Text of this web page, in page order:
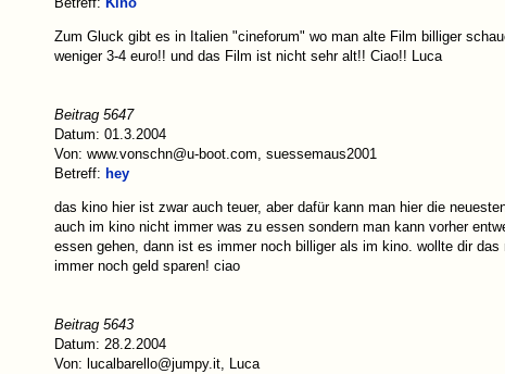
Zum Gluck gibt es in Italien "cineforum" wo man alte Film billiger
weniger 3-4 euro!! und das Film ist nicht sehr alt!! Ciao!! Luca
Beitrag 5647
Datum: 01.3.2004
Von: www.vonschn@u-boot.com, suessemaus2001
Betreff: hey
das kino hier ist zwar auch teuer, aber dafür kann man hier die
auch im kino nicht immer was zu essen sondern man kann vorher
essen gehen, dann ist es immer noch billiger als im kino. wollte dir
immer noch geld sparen! ciao
Beitrag 5643
Datum: 28.2.2004
Von: lucalbarello@jumpy.it, Luca